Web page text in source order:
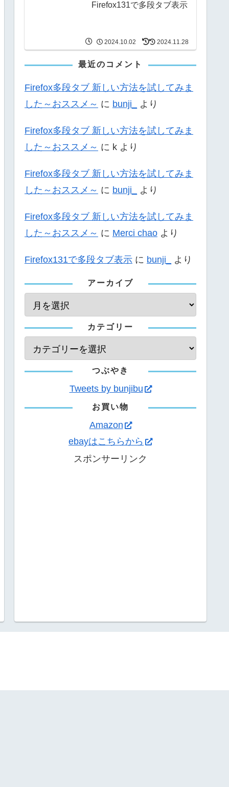
Firefox131で多段タブ表示
2024.10.02 2024.11.28
最近のコメント
Firefox多段タブ 新しい方法を試してみま
した～おススメ～ に bunji_ より
Firefox多段タブ 新しい方法を試してみま
した～おススメ～ に k より
Firefox多段タブ 新しい方法を試してみま
した～おススメ～ に bunji_ より
Firefox多段タブ 新しい方法を試してみま
した～おススメ～ に Merci chao より
Firefox131で多段タブ表示 に bunji_ より
アーカイブ
カテゴリー
つぶやき
Tweets by bunjibu
お買い物
Amazon
ebayはこちらから
スポンサーリンク